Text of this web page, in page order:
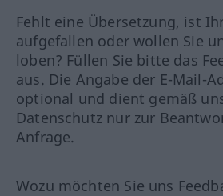
Fehlt eine Übersetzung, ist
aufgefallen oder wollen Sie
loben? Füllen Sie bitte das
aus. Die Angabe der E-Mail-
optional und dient gemäß
Datenschutz nur zur
Anfrage.
Wozu möchten Sie uns